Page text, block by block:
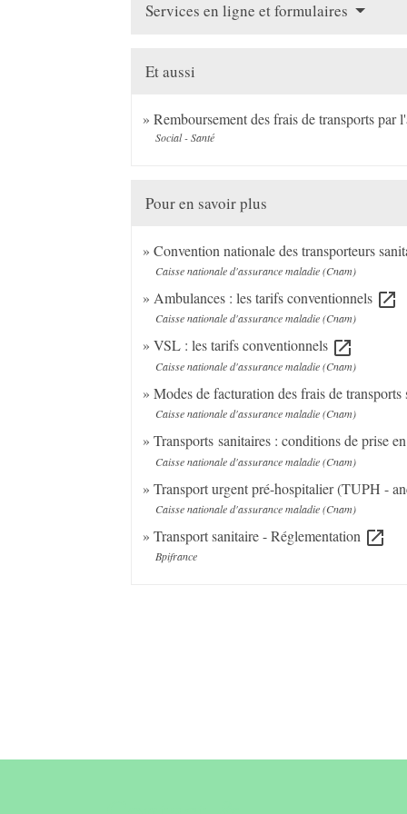
Services en ligne et formulaires
Et aussi
Remboursement des frais de transports par
Social - Santé
Pour en savoir plus
Convention nationale des transporteurs
Caisse nationale d'assurance maladie (Cnam)
Ambulances : les tarifs conventionnels open_in_new
Caisse nationale d'assurance maladie (Cnam)
VSL : les tarifs conventionnels open_in_new
Caisse nationale d'assurance maladie (Cnam)
Modes de facturation des frais de transports
Caisse nationale d'assurance maladie (Cnam)
Transports sanitaires : conditions de prise
Caisse nationale d'assurance maladie (Cnam)
Transport urgent pré-hospitalier (TUPH -
Caisse nationale d'assurance maladie (Cnam)
Transport sanitaire - Réglementation open_in_new
Bpifrance